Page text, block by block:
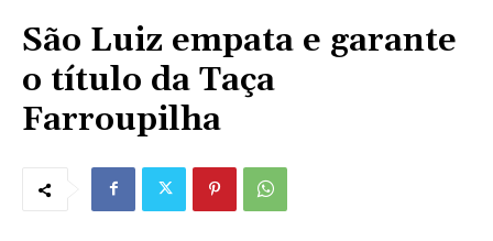
São Luiz empata e garante
o título da Taça
Farroupilha